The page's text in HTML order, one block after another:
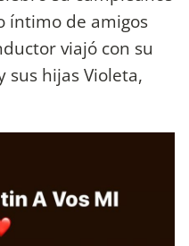
íntimo de amigos
viajó con su
sus hijas Violeta,